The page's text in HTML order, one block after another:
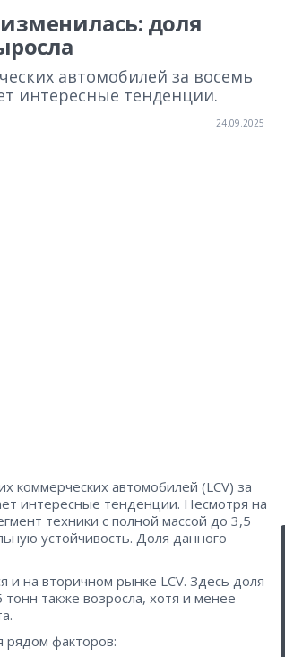
доля
автомобилей за восемь
интересные тенденции.
24.09.2025
коммерческих автомобилей (LCV) за
интересные тенденции. Несмотря на
техники с полной массой до 3,5
устойчивость. Доля данного
на вторичном рынке LCV. Здесь доля
также возросла, хотя и менее
рядом факторов: